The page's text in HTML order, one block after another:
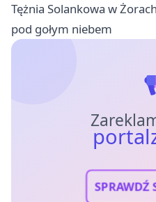
Tężnia Solankowa w
pod gołym niebem
SPRAWDŹ